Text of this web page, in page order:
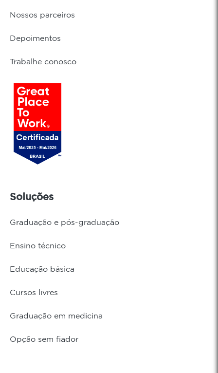
Nossos parceiros
Depoimentos
Trabalhe conosco
Soluções
Graduação e pós-graduação
Ensino técnico
Educação básica
Cursos livres
Graduação em medicina
Opção sem fiador